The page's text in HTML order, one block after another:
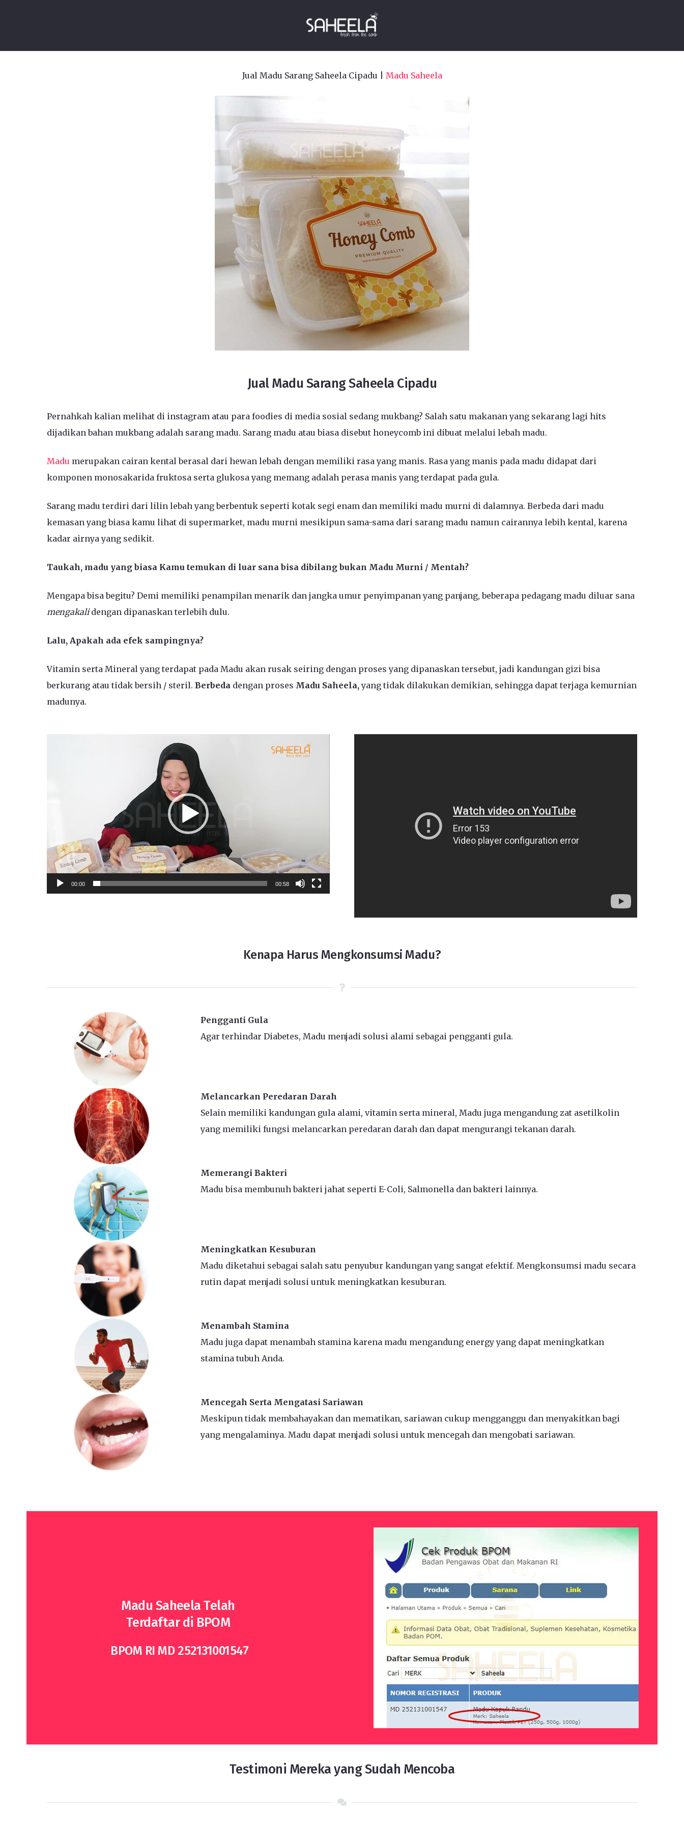
Jual Madu Sarang Saheela Cipadu | Madu Saheela
Jual Madu Sarang Saheela Cipadu
Pernahkah kalian melihat di instagram atau para foodies di media sosial sedang mukbang? Salah satu makanan yang sekarang lagi hits
dijadikan bahan mukbang adalah sarang madu. Sarang madu atau biasa disebut honeycomb ini dibuat melalui lebah madu.
Madu merupakan cairan kental berasal dari hewan lebah dengan memiliki rasa yang manis. Rasa yang manis pada madu didapat dari
komponen monosakarida fruktosa serta glukosa yang memang adalah perasa manis yang terdapat pada gula.
Sarang madu terdiri dari lilin lebah yang berbentuk seperti kotak segi enam dan memiliki madu murni di dalamnya. Berbeda dari madu
kemasan yang biasa kamu lihat di supermarket, madu murni mesikipun sama-sama dari sarang madu namun cairannya lebih kental, karena
kadar airnya yang sedikit.
Taukah, madu yang biasa Kamu temukan di luar sana bisa dibilang bukan Madu Murni / Mentah?
Mengapa bisa begitu? Demi memiliki penampilan menarik dan jangka umur penyimpanan yang panjang, beberapa pedagang madu diluar sana
mengakalidengan dipanaskan terlebih dulu.
Lalu, Apakah ada efek sampingnya?
Vitamin serta Mineral yang terdapat pada Madu akan rusak seiring dengan proses yang dipanaskan tersebut, jadi kandungan gizi bisa
berkurang atau tidak bersih / steril. Berbeda dengan proses Madu Saheela,yang tidak dilakukan demikian, sehingga dapat terjaga kemurnian
madunya.
00:00 00:58
Kenapa Harus Mengkonsumsi Madu?
Pengganti Gula
Agar terhindar Diabetes, Madu menjadi solusi alami sebagai pengganti gula.
Melancarkan Peredaran Darah
Selain memiliki kandungan gula alami, vitamin serta mineral, Madu juga mengandung zat asetilkolin
yang memiliki fungsi melancarkan peredaran darah dan dapat mengurangi tekanan darah.
Memerangi Bakteri
Madu bisa membunuh bakteri jahat seperti E-Coli, Salmonella dan bakteri lainnya.
Meningkatkan Kesuburan
Madu diketahui sebagai salah satu penyubur kandungan yang sangat efektif. Mengkonsumsi madu secara
rutin dapat menjadi solusi untuk meningkatkan kesuburan.
Menambah Stamina
Madu juga dapat menambah stamina karena madu mengandung energy yang dapat meningkatkan
stamina tubuh Anda.
Mencegah Serta Mengatasi Sariawan
Meskipun tidak membahayakan dan mematikan, sariawan cukup mengganggu dan menyakitkan bagi
yang mengalaminya. Madu dapat menjadi solusi untuk mencegah dan mengobati sariawan.
Madu Saheela Telah
Terdaftar di BPOM
BPOM RI MD 252131001547
Testimoni Mereka yang Sudah Mencoba